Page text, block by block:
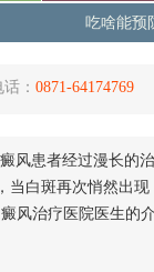
吃啥能预
话： 0871-64174769
风患者经过漫长的
白斑再次悄然出
风治疗医院医生的